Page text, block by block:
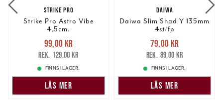
STRIKE PRO
Strike Pro Astro Vibe
4,5cm.
Nuvarande pris
99,00 krTidigare pris
129,00 kr
99,00 kr
129,00 kr
FINNS I LAGER.
LÄS MER
DAIWA
Daiwa Slim Shad Y 135mm
4st/fp
Nuvarande pris
79,00 krTidigare pris
89,00 kr
79,00 kr
89,00 kr
FINNS I LAGER.
LÄS MER